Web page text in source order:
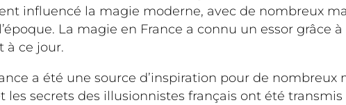
influencé la magie moderne, avec de nombreux
La magie en France a connu un essor grâce
à ce jour.
a été une source d’inspiration pour de nombreux
les secrets des illusionnistes français ont été